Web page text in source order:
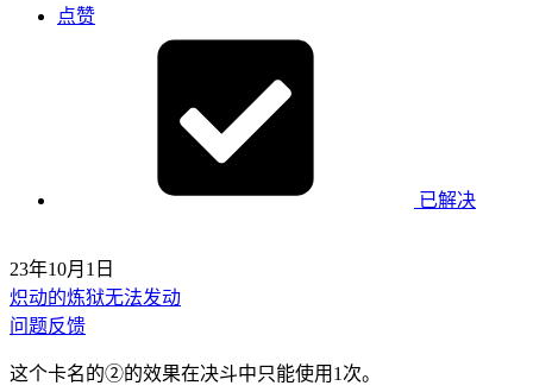
点赞
已解决
23年10月1日
炽动的炼狱无法发动
问题反馈
这个卡名的②的效果在决斗中只能使用1次。